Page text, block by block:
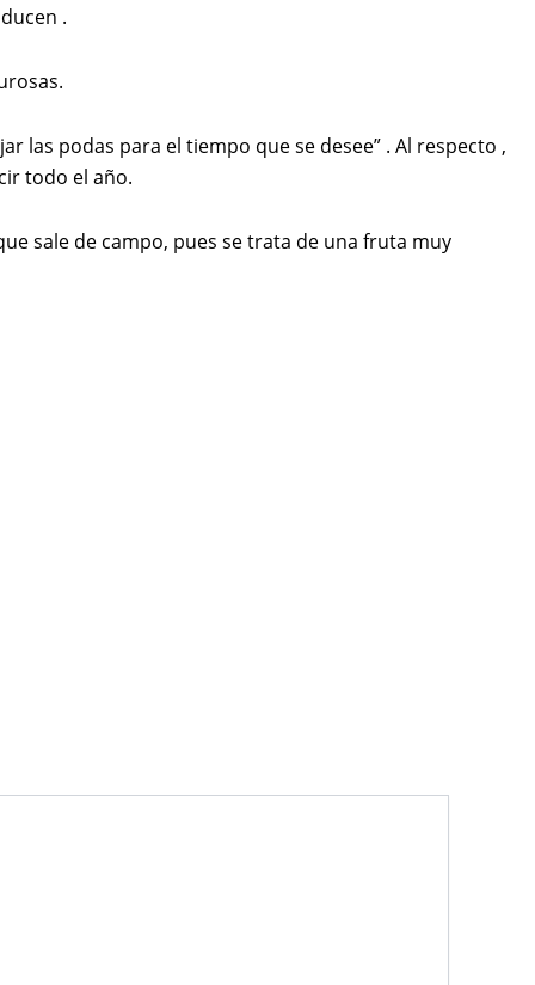
.
las podas para el tiempo que se desee” . Al respecto ,
todo el año.
sale de campo, pues se trata de una fruta muy